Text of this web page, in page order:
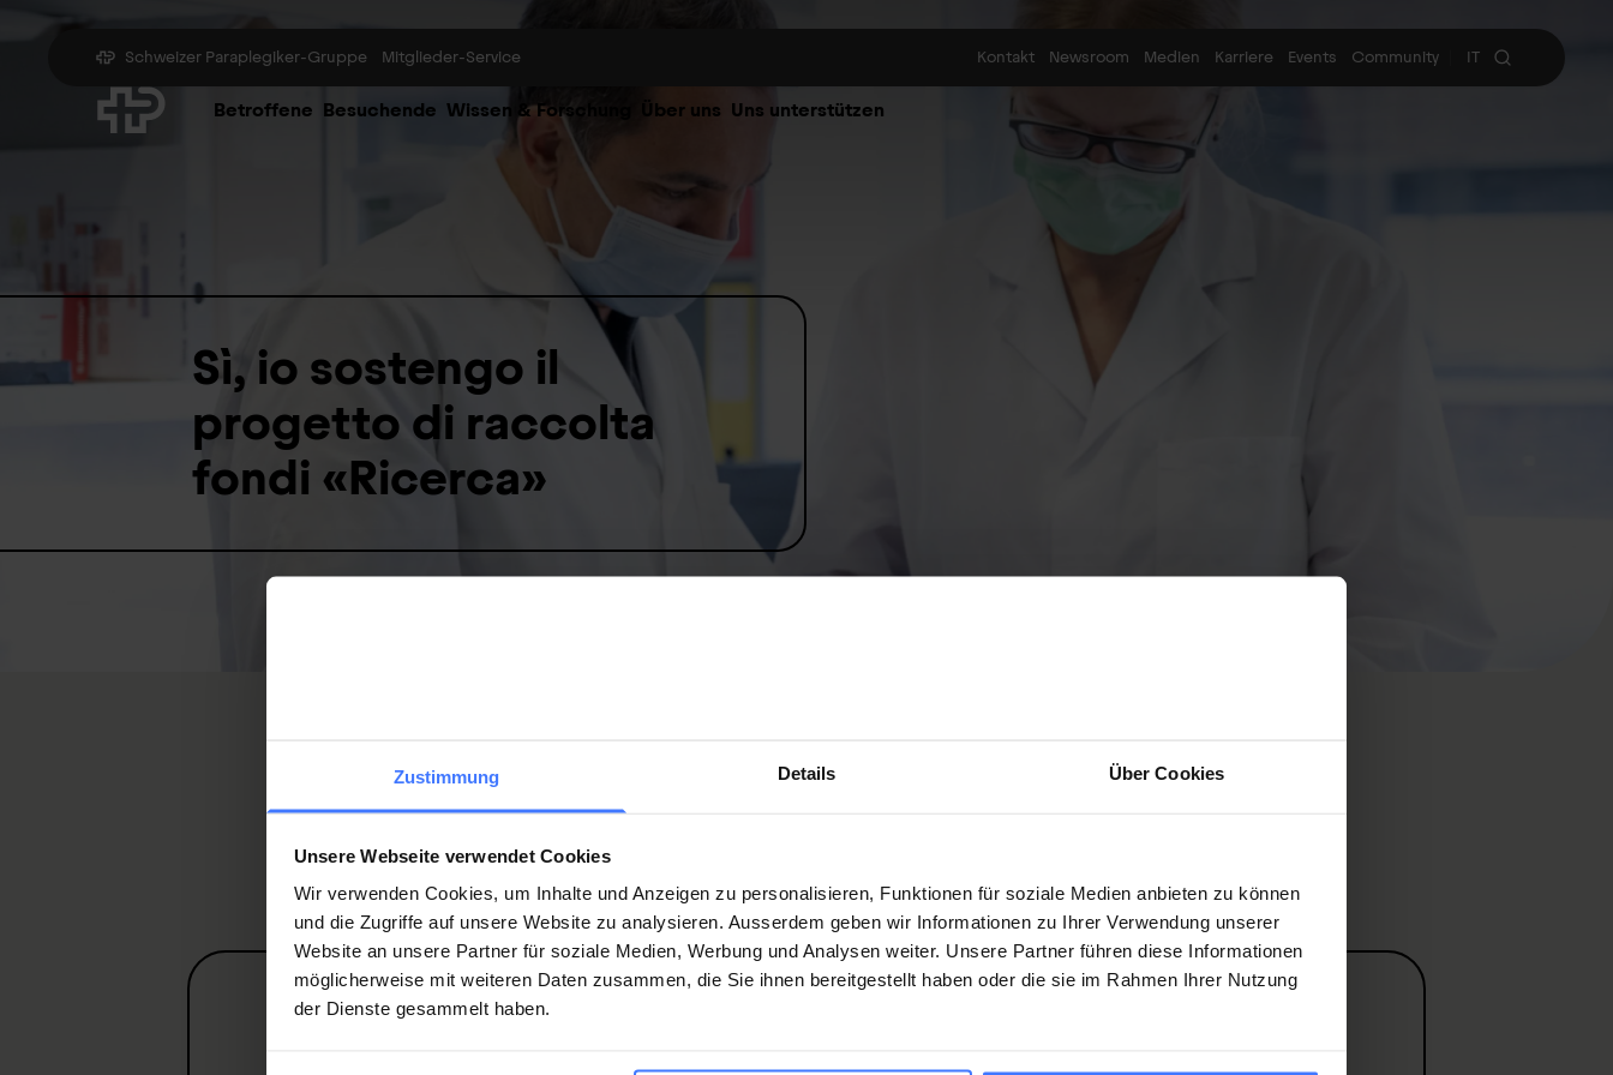
Zustimmung Details Über Cookies
Unsere Webseite verwendet Cookies
Wir verwenden Cookies, um Inhalte und Anzeigen zu personalisieren, Funktionen für soziale Medien anbieten zu können
und die Zugriffe auf unsere Website zu analysieren. Ausserdem geben wir Informationen zu Ihrer Verwendung unserer
Website an unsere Partner für soziale Medien, Werbung und Analysen weiter. Unsere Partner führen diese Informationen
möglicherweise mit weiteren Daten zusammen, die Sie ihnen bereitgestellt haben oder die sie im Rahmen Ihrer Nutzung
der Dienste gesammelt haben.
Schweizer Paraplegiker-Gruppe Mitglieder-Service Kontakt Newsroom Medien Karriere Events Community IT
Betroffene Besuchende Wissen & Forschung Über uns Uns unterstützen
Sì, io sostengo il
progetto di raccolta
fondi «Ricerca»
La vostra donazione permette alla Ricerca svizzera per paraplegici di acquisire nuove